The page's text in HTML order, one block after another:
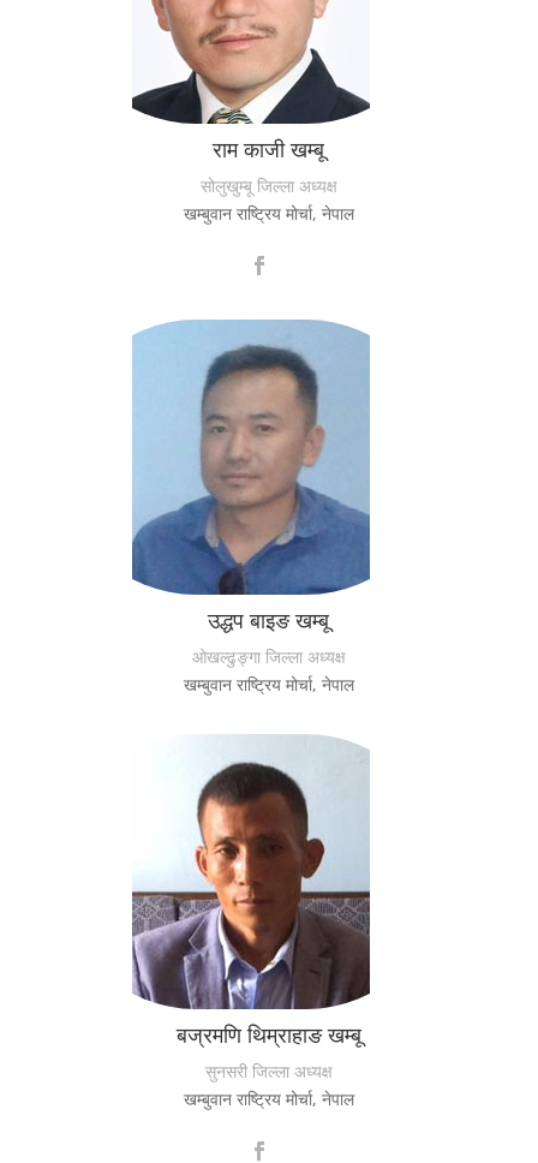
राम काजी खम्बू
सोलुखुम्बू जिल्ला अध्यक्ष
खम्बुवान राष्ट्रिय मोर्चा, नेपाल
उद्धप बाइङ खम्बू
ओखल्ढुङ्गा जिल्ला अध्यक्ष
खम्बुवान राष्ट्रिय मोर्चा, नेपाल
बज्रमणि थिम्राहाङ खम्बू
सुनसरी जिल्ला अध्यक्ष
खम्बुवान राष्ट्रिय मोर्चा, नेपाल